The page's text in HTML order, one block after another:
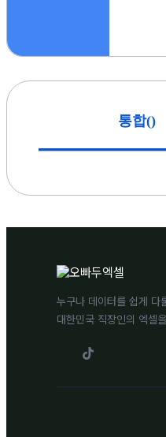
통합()
누구나 데이터를 쉽게 다
대한민국 직장인의 엑셀